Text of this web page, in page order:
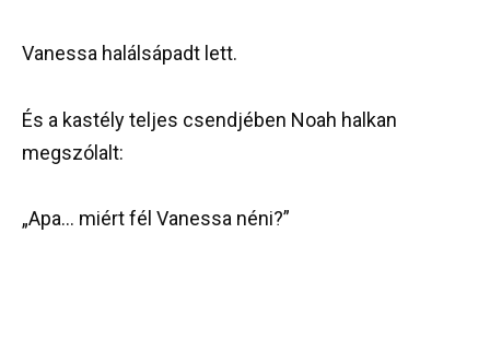
Vanessa halálsápadt lett.
És a kastély teljes csendjében Noah halkan
megszólalt:
„Apa… miért fél Vanessa néni?”